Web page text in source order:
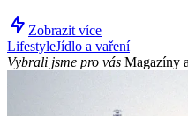
Zobrazit více
LifestyleJídlo a vaření
Vybrali jsme pro vás Magazíny